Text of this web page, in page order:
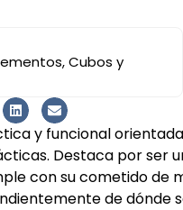
,Cubos y
y funcional
Destaca por ser
con su cometido de
de dónde